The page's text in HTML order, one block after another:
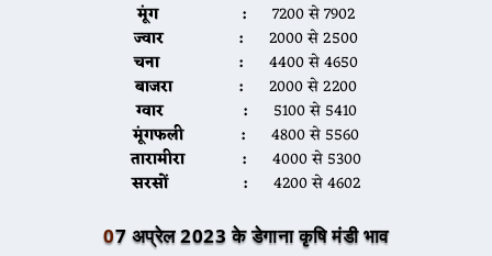
मूंग :
7200 से 7902
ज्वार :
2000 से 2500
चना :
4400 से 4650
बाजरा :
2000 से 2200
ग्वार :
5100 से 5410
मूंगफली :
4800 से 5560
तारामीरा :
4000 से 5300
सरसों :
4200 से 4602
07 अप्रेल 2023 के डेगाना कृषि मंडी भाव